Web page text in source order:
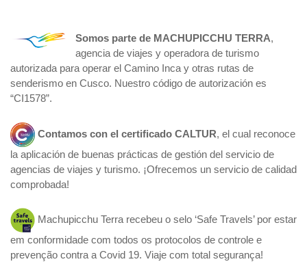
Somos parte de MACHUPICCHU TERRA,
agencia de viajes y operadora de turismo
autorizada para operar el Camino Inca y otras rutas de
senderismo en Cusco. Nuestro código de autorización es
“CI1578”.
Contamos con el certificado CALTUR, el cual reconoce
la aplicación de buenas prácticas de gestión del servicio de
agencias de viajes y turismo. ¡Ofrecemos un servicio de calidad
comprobada!
Machupicchu Terra recebeu o selo ‘Safe Travels’ por estar
em conformidade com todos os protocolos de controle e
prevenção contra a Covid 19. Viaje com total segurança!